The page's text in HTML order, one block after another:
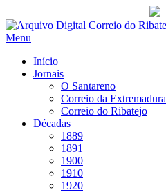
Saltar
para
Menu
Início
Jornais
O Santareno
Correio da Extremadura
Correio do Ribatejo
Décadas
1889
1891
1900
1910
1920